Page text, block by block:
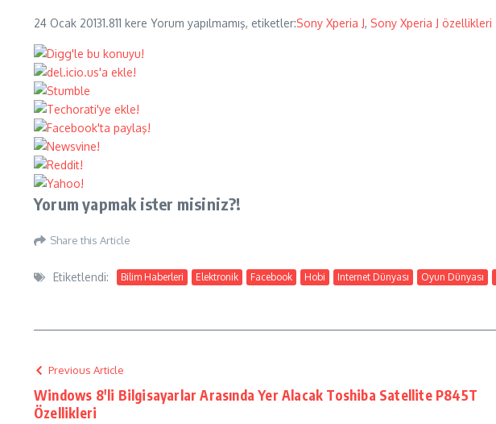
24 Ocak 20131.811 kere Yorum yapılmamış, etiketler:Sony Xperia J, Sony Xperia J özellikleri
Yorum yapmak ister misiniz?!
Share this Article
Etiketlendi: Bilim Haberleri Elektronik Facebook Hobi Internet Dünyası Oyun Dünyası
Previous Article
Windows 8'li Bilgisayarlar Arasında Yer Alacak Toshiba Satellite P845T
Özellikleri